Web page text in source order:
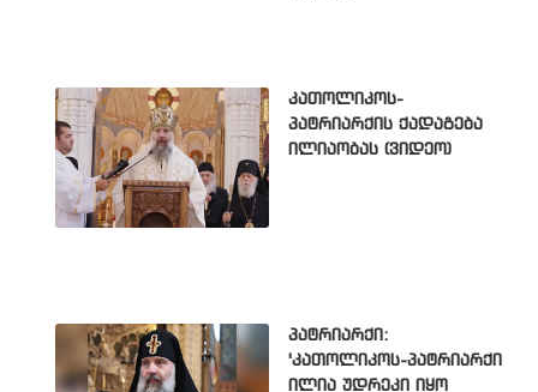
კათოლიკოს-
პატრიარქის ქადაგება
ილიაობას (ვიდეო)
პატრიარქი:
'კათოლიკოს-პატრიარქი
ილია უდრეკი იყო